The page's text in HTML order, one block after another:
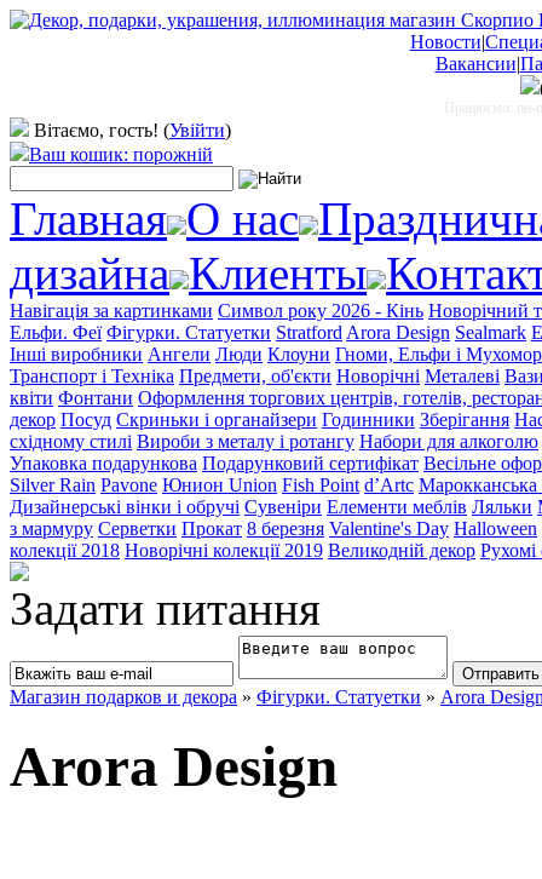
Новости|
Вакансии|
Працюємо: пн-
Вітаємо, гость! (Увійти)
Ваш кошик: порожній
Главная О нас
дизайна Клиенты
Навігація за картинками Символ року 2026 - Кінь Новорічний
Ельфи. Феї Фігурки. Статуетки Stratford Arora Design Sealmark
Інші виробники Ангели Люди Клоуни Гноми, Ельфи і
Транспорт і Техніка Предмети, об'єкти Новорічні Металеві
квіти Фонтани Оформлення торгових центрів, готелів,
декор Посуд Скриньки і органайзери Годинники Зберігання
східному стилі Вироби з металу і ротангу Набори для алкоголю
Упаковка подарункова Подарунковий сертифікат Весільне
Silver Rain Pavone Юнион Union Fish Point d’Artc Марокканська
Дизайнерські вінки і обручі Сувеніри Елементи меблів Ляльки
з мармуру Серветки Прокат 8 березня Valentine's Day Halloween
колекції 2018 Новорічні колекції 2019 Великодній декор Рухомі
Задати питання
Магазин подарков и декора » Фігурки. Статуетки » Arora
Arora Design